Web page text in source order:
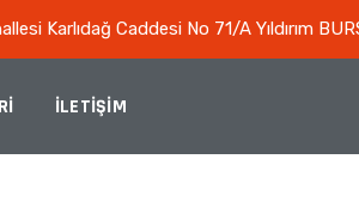
Karlıdağ Caddesi No 71/A Yıldırım
İLETIŞIM